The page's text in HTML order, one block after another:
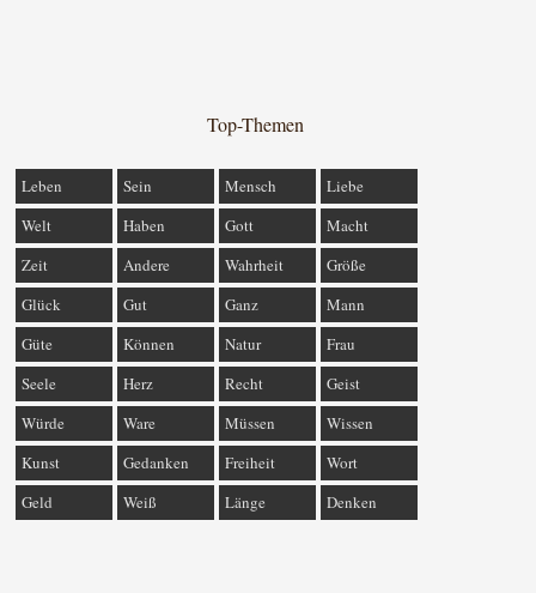
Top-Themen
Leben Sein Mensch
Liebe
Welt
Haben Gott
Macht
Zeit
Andere Wahrheit
Größe
Glück
Gut Ganz
Mann
Güte
Können Natur
Frau
Seele
Herz Recht
Geist
Würde
Ware Müssen
Wissen
Kunst
Gedanken Freiheit
Wort
Geld
Weiß Länge Denken